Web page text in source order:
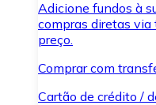
Adicione fundos à
compras diretas via
preço.
Comprar com
Cartão de crédito /